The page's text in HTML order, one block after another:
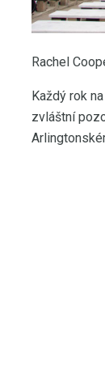
Rachel
Každý rok na
zvláštní